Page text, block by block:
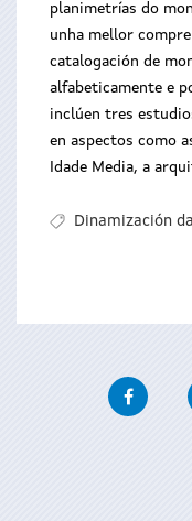
planimetrías do
unha mellor
catalogación de
alfabeticamente e
inclúen tres
en aspectos como
Idade Media, a
Dinamización